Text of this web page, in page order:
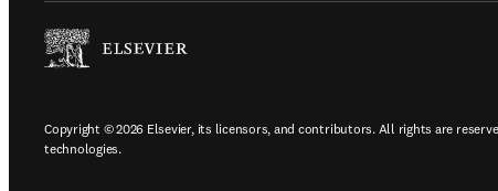
Copyright © 2026 Elsevier, its licensors, and contributors. All rights are
technologies.